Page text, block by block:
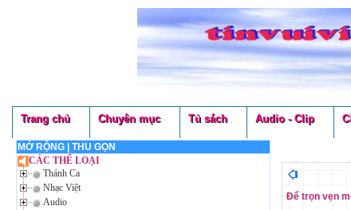
Trang chủ Chuyên mục Tủ sách Audio - Clip
MỞ RỘNG
THU GỌN
CÁC THỂ LOẠI
Thánh Ca
Nhạc Việt
Audio
Để trọn vẹn